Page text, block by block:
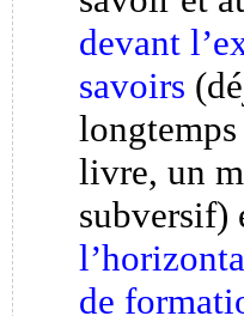
devant
savoirs
livre, un
subversif)
de